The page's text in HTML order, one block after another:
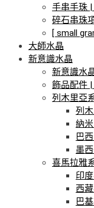
手串手珠
碎石串珠
[ small
大師水晶
新意識水晶
新意識水
飾品配件
列木里亞
列
納
巴
墨
喜馬拉雅
印
西
巴